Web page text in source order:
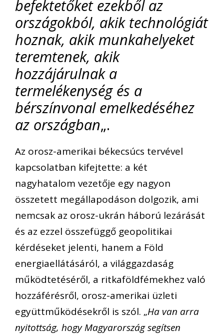
befektetőket ezekből az
országokból, akik technológiát
hoznak, akik munkahelyeket
teremtenek, akik
hozzájárulnak a
termelékenység és a
bérszínvonal emelkedéséhez
az országban„.
Az orosz-amerikai békecsúcs tervével
kapcsolatban kifejtette: a két
nagyhatalom vezetője egy nagyon
összetett megállapodáson dolgozik, ami
nemcsak az orosz-ukrán háború lezárását
és az ezzel összefüggő geopolitikai
kérdéseket jelenti, hanem a Föld
energiaellátásáról, a világgazdaság
működtetéséről, a ritkaföldfémekhez való
hozzáférésről, orosz-amerikai üzleti
együttműködésekről is szól. „Ha van arra
nyitottság, hogy Magyarország segítsen